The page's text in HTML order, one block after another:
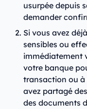
usurpée depuis
demander
Si vous avez
sensibles ou
immédiatement
votre banque
transaction ou à
avez partagé
des documents